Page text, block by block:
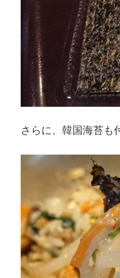
さらに、韓国海苔も